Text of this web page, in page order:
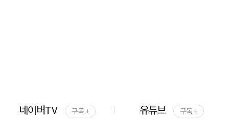
네이버TV 구독 + 유튜브 구독 +